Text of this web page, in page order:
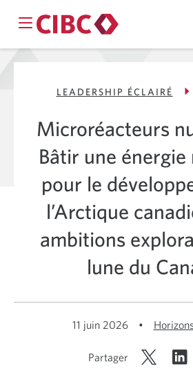
LEADERSHIP ÉCLAIRÉ
Microréacteurs
Bâtir une
pour le
l’Arctique
ambitions
lune du
11 juin 2026 •
Partager